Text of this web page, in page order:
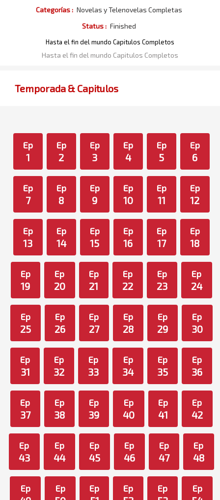
Categorías : Novelas y Telenovelas Completas
Status : Finished
Hasta el fin del mundo Capitulos Completos
Hasta el fin del mundo Capitulos Completos
Temporada & Capitulos
Ep
1
Ep
2
Ep
3
Ep
4
Ep
5
Ep
6
Ep
7
Ep
8
Ep
9
Ep
10
Ep
11
Ep
12
Ep
13
Ep
14
Ep
15
Ep
16
Ep
17
Ep
18
Ep
19
Ep
20
Ep
21
Ep
22
Ep
23
Ep
24
Ep
25
Ep
26
Ep
27
Ep
28
Ep
29
Ep
30
Ep
31
Ep
32
Ep
33
Ep
34
Ep
35
Ep
36
Ep
37
Ep
38
Ep
39
Ep
40
Ep
41
Ep
42
Ep
43
Ep
44
Ep
45
Ep
46
Ep
47
Ep
48
Ep Ep Ep Ep Ep Ep